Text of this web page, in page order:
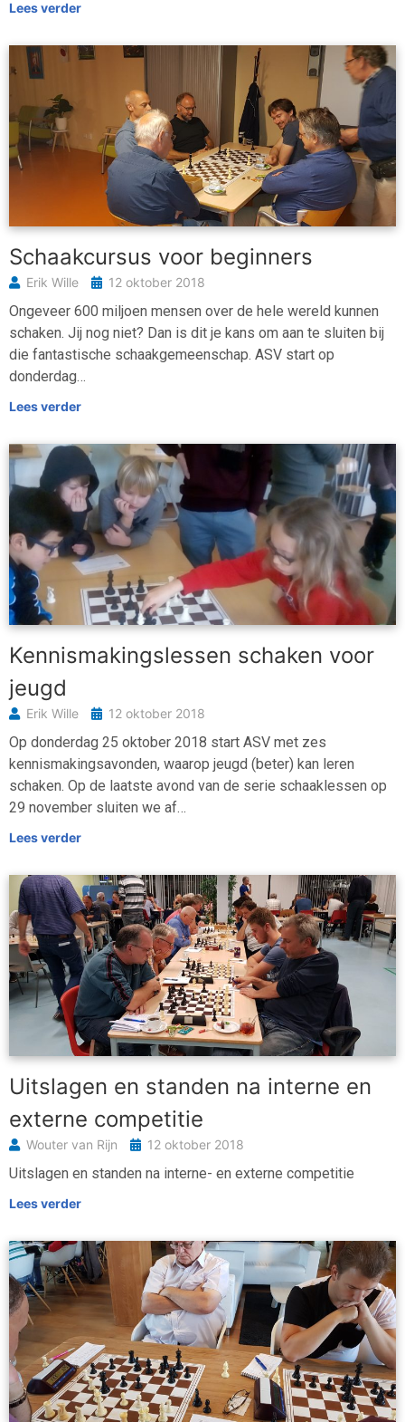
Lees verder
Schaakcursus voor beginners
Erik Wille 12 oktober 2018
Ongeveer 600 miljoen mensen over de hele wereld kunnen
schaken. Jij nog niet? Dan is dit je kans om aan te sluiten bij
die fantastische schaakgemeenschap. ASV start op
donderdag…
Lees verder
Kennismakingslessen schaken voor
jeugd
Erik Wille 12 oktober 2018
Op donderdag 25 oktober 2018 start ASV met zes
kennismakingsavonden, waarop jeugd (beter) kan leren
schaken. Op de laatste avond van de serie schaaklessen op
29 november sluiten we af…
Lees verder
Uitslagen en standen na interne en
externe competitie
Wouter van Rijn 12 oktober 2018
Uitslagen en standen na interne- en externe competitie
Lees verder